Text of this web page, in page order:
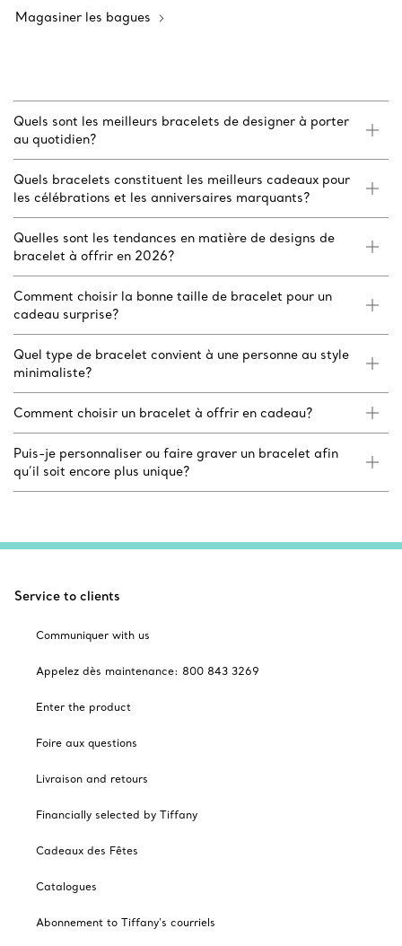
Magasiner les bagues
Quels sont les meilleurs bracelets de designer à porter
au quotidien?
Quels bracelets constituent les meilleurs cadeaux pour
les célébrations et les anniversaires marquants?
Quelles sont les tendances en matière de designs de
bracelet à offrir en 2026?
Comment choisir la bonne taille de bracelet pour un
cadeau surprise?
Quel type de bracelet convient à une personne au style
minimaliste?
Comment choisir un bracelet à offrir en cadeau?
Puis-je personnaliser ou faire graver un bracelet afin
qu’il soit encore plus unique?
Service to clients
Communiquer with us
Appelez dès maintenance: 800 843 3269
Enter the product
Foire aux questions
Livraison and retours
Financially selected by Tiffany
Cadeaux des Fêtes
Catalogues
Abonnement to Tiffany's courriels